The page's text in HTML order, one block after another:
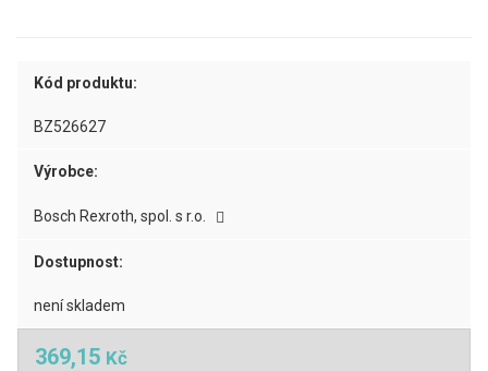
Kód produktu:
BZ526627
Výrobce:
Bosch Rexroth, spol. s r.o.
Dostupnost:
není skladem
369,15 Kč